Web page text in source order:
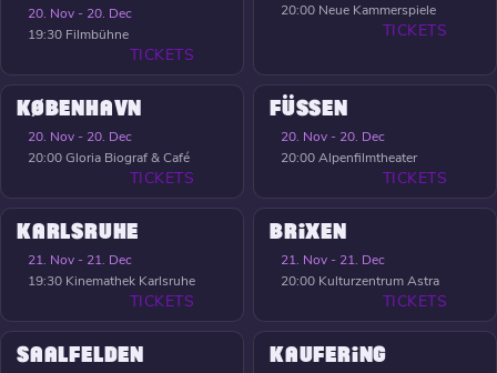
20. Nov - 20. Dec
19:30 Filmbühne
TICKETS
20:00 Neue Kammerspiele
TICKETS
KØBENHAVN
20. Nov - 20. Dec
20:00Gloria Biograf & Café
TICKETS
FÜSSEN
20. Nov - 20. Dec
20:00Alpenfilmtheater
TICKETS
KARLSRUHE
21. Nov - 21. Dec
19:30 Kinemathek Karlsruhe
TICKETS
BRIXEN
21. Nov - 21. Dec
20:00 Kulturzentrum Astra
TICKETS
SAALFELDEN KAUFERING